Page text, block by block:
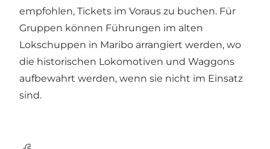
empfohlen, Tickets im Voraus zu buchen. Für
Gruppen können Führungen im alten
Lokschuppen in Maribo arrangiert werden, wo
die historischen Lokomotiven und Waggons
aufbewahrt werden, wenn sie nicht im Einsatz
sind.